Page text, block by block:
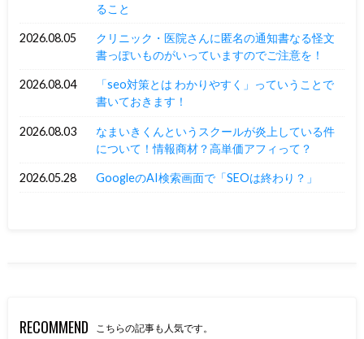
ること
2026.08.05
クリニック・医院さんに匿名の通知書なる怪文
書っぽいものがいっていますのでご注意を！
2026.08.04
「seo対策とは わかりやすく」っていうことで
書いておきます！
2026.08.03
なまいきくんというスクールが炎上している件
について！情報商材？高単価アフィって？
2026.05.28 GoogleのAI検索画面で「SEOは終わり？」
RECOMMEND こちらの記事も人気です。